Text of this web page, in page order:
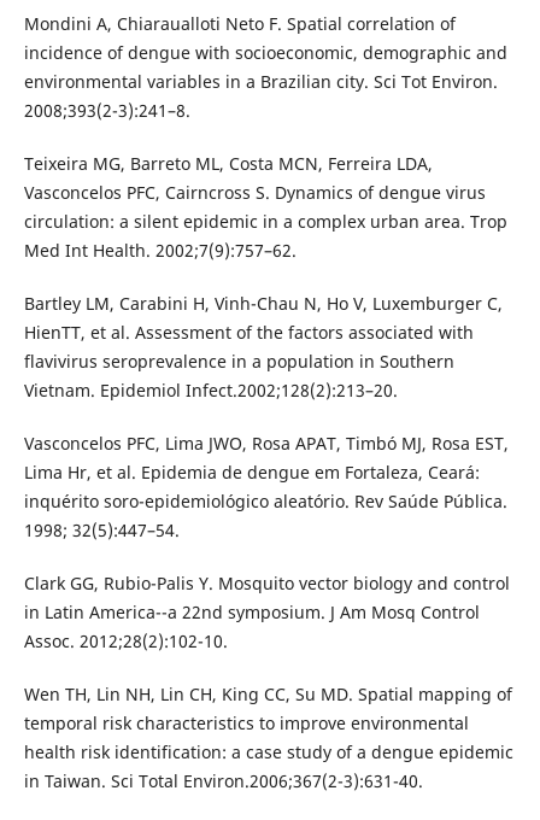
Mondini A, Chiaraualloti Neto F. Spatial correlation of
incidence of dengue with socioeconomic, demographic and
environmental variables in a Brazilian city. Sci Tot Environ.
2008;393(2-3):241–8.
Teixeira MG, Barreto ML, Costa MCN, Ferreira LDA,
Vasconcelos PFC, Cairncross S. Dynamics of dengue virus
circulation: a silent epidemic in a complex urban area. Trop
Med Int Health. 2002;7(9):757–62.
Bartley LM, Carabini H, Vinh-Chau N, Ho V, Luxemburger C,
HienTT, et al. Assessment of the factors associated with
flavivirus seroprevalence in a population in Southern
Vietnam. Epidemiol Infect.2002;128(2):213–20.
Vasconcelos PFC, Lima JWO, Rosa APAT, Timbó MJ, Rosa EST,
Lima Hr, et al. Epidemia de dengue em Fortaleza, Ceará:
inquérito soro-epidemiológico aleatório. Rev Saúde Pública.
1998; 32(5):447–54.
Clark GG, Rubio-Palis Y. Mosquito vector biology and control
in Latin America--a 22nd symposium. J Am Mosq Control
Assoc. 2012;28(2):102-10.
Wen TH, Lin NH, Lin CH, King CC, Su MD. Spatial mapping of
temporal risk characteristics to improve environmental
health risk identification: a case study of a dengue epidemic
in Taiwan. Sci Total Environ.2006;367(2-3):631-40.